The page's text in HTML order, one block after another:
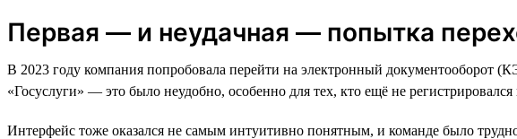
Первая — и неудачная — попытка
В 2023 году компания попробовала перейти на электронный документооборот
«Госуслуги» — это было неудобно, особенно для тех, кто ещё не регистрировался
Интерфейс тоже оказался не самым интуитивно понятным, и команде было